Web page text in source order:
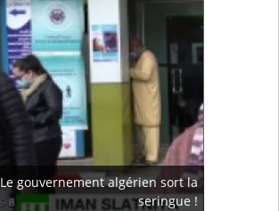
Le gouvernement algérien sort la
seringue !